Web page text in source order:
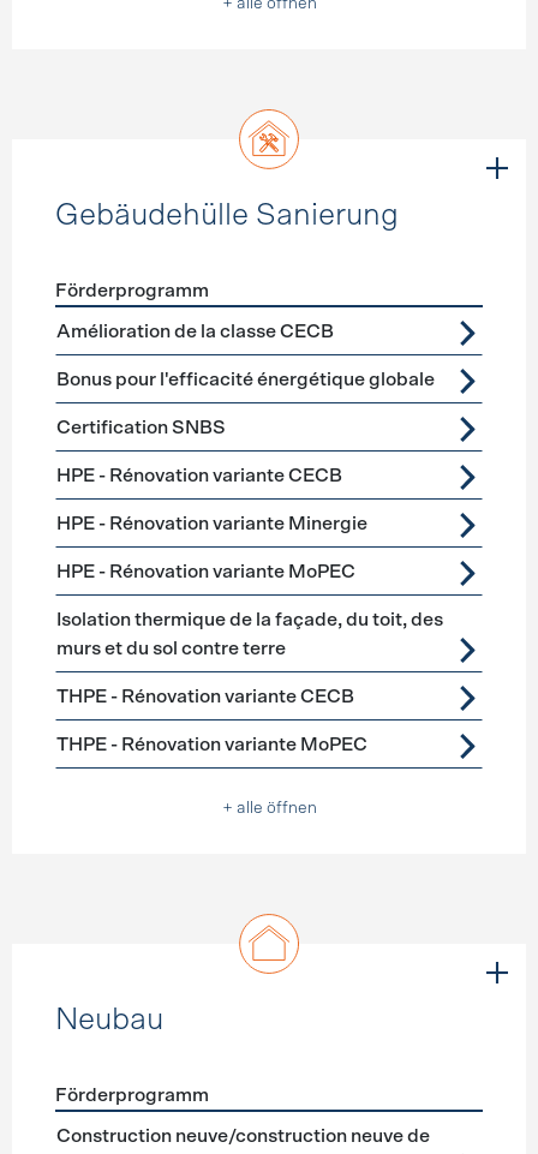
+ alle öffnen
Gebäudehülle Sanierung
Förderprogramme Gebäudehülle Sanierung
Förderprogramm
Amélioration de la classe CECB
Bonus pour l'efficacité énergétique globale
Certification SNBS
HPE - Rénovation variante CECB
HPE - Rénovation variante Minergie
HPE - Rénovation variante MoPEC
Isolation thermique de la façade, du toit, des
murs et du sol contre terre
THPE - Rénovation variante CECB
THPE - Rénovation variante MoPEC
+ alle öffnen
Neubau
Förderprogramme Neubau
Förderprogramm
Construction neuve/construction neuve de